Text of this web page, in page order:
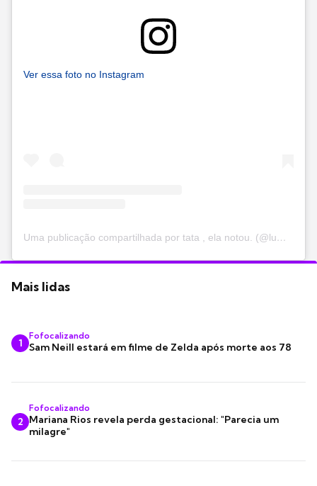
Ver essa foto no Instagram
Uma publicação compartilhada por tata , ela notou. (@luminevirgsf)
Mais lidas
1
Fofocalizando
Sam Neill estará em filme de Zelda após morte aos 78
2
Fofocalizando
Mariana Rios revela perda gestacional: "Parecia um
milagre"